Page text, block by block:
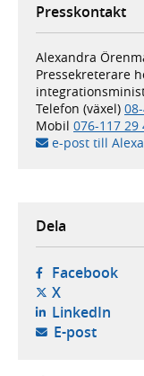
Presskontakt
Alexandra
Pressekreterare
Telefon (växel)
Mobil 076-117 29
e-post till
Dela
Facebook-
X- öppnas i
LinkedIn-
E-post-